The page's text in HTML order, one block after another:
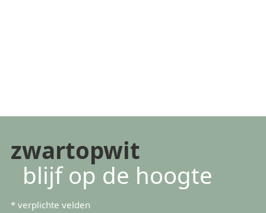
zwartopwit
blijf op de hoogte
* verplichte velden